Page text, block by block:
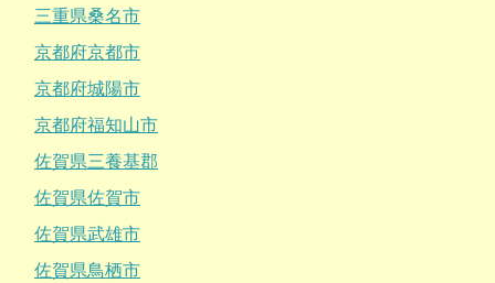
三重県桑名市
京都府京都市
京都府城陽市
京都府福知山市
佐賀県三養基郡
佐賀県佐賀市
佐賀県武雄市
佐賀県鳥栖市